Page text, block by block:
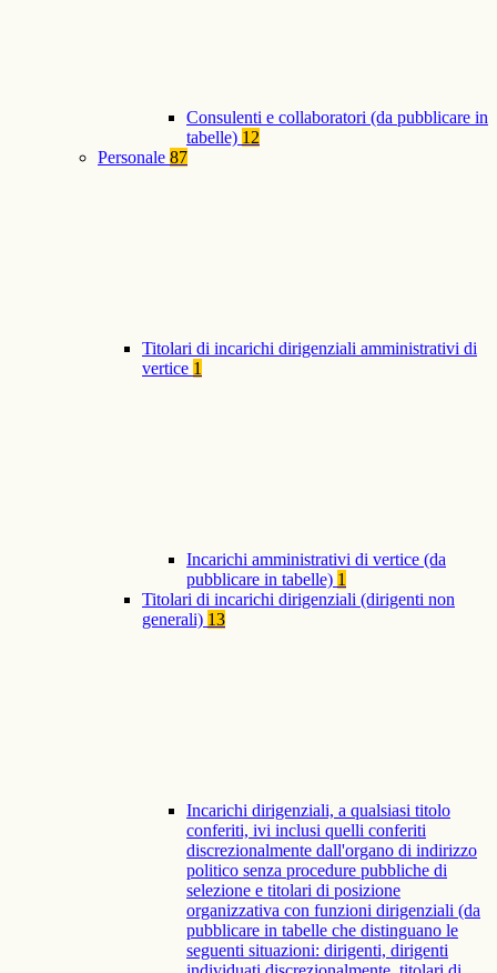
Consulenti e collaboratori (da pubblicare in
tabelle) 12
Personale 87
Titolari di incarichi dirigenziali amministrativi di
vertice 1
Incarichi amministrativi di vertice (da
pubblicare in tabelle) 1
Titolari di incarichi dirigenziali (dirigenti non
generali) 13
Incarichi dirigenziali, a qualsiasi titolo
conferiti, ivi inclusi quelli conferiti
discrezionalmente dall'organo di indirizzo
politico senza procedure pubbliche di
selezione e titolari di posizione
organizzativa con funzioni dirigenziali (da
pubblicare in tabelle che distinguano le
seguenti situazioni: dirigenti, dirigenti